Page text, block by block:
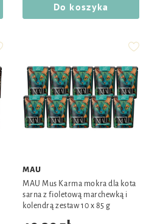
Do koszyka
MAU
MAU Mus Karma mokra dla kota
sarna z fioletową marchewką i
kolendrą zestaw 10 x 85 g